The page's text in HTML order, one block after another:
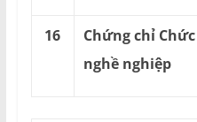
16
Chứng chỉ
nghề nghiệp